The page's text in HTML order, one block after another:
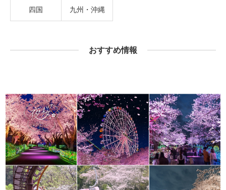
四国 九州・沖縄
おすすめ情報